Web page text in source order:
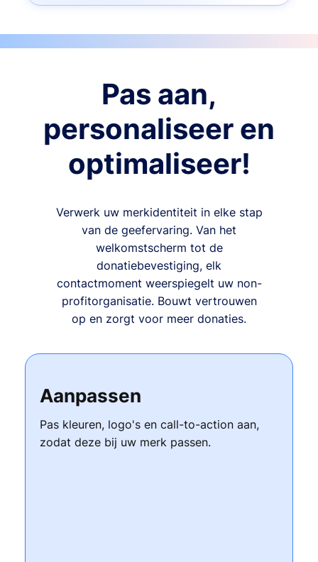
Pas aan,
personaliseer en
optimaliseer!
Verwerk uw merkidentiteit in elke stap
van de geefervaring. Van het
welkomstscherm tot de
donatiebevestiging, elk
contactmoment weerspiegelt uw non-
profitorganisatie. Bouwt vertrouwen
op en zorgt voor meer donaties.
Aanpassen
Pas kleuren, logo's en call-to-action aan,
zodat deze bij uw merk passen.